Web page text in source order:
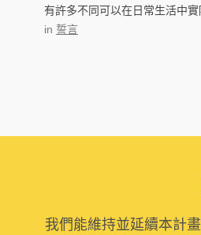
有許多不同可以在日常生活中
in 誓言
我們能維持並延續本計